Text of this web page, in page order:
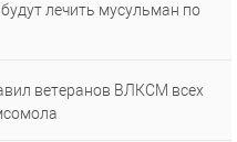
лечить мусульман по
ветеранов ВЛКСМ всех